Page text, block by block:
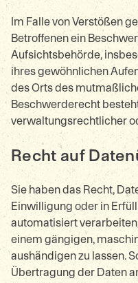
Im Falle von Verstößen
Betroffenen ein
Aufsichtsbehörde,
ihres gewöhnlichen
des Orts des
Beschwerderecht
verwaltungsrechtlicher
Recht auf
Sie haben das Recht,
Einwilligung oder in
automatisiert
einem gängigen,
aushändigen zu lassen.
Übertragung der Daten